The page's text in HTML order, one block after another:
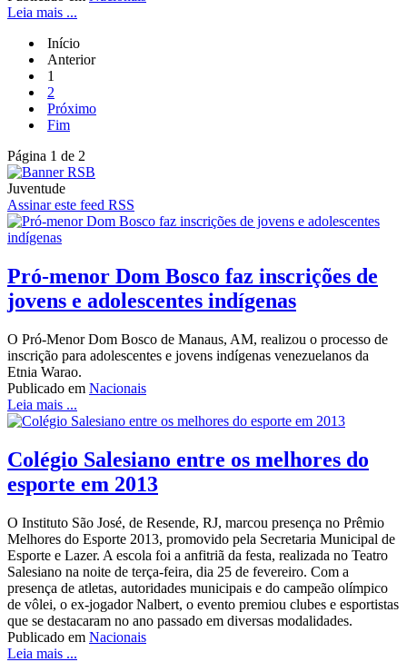
Leia mais ...
Início
Anterior
1
2
Próximo
Fim
Página 1 de 2
Juventude
Assinar este feed RSS
Pró-menor Dom Bosco faz inscrições de
jovens e adolescentes indígenas
O Pró-Menor Dom Bosco de Manaus, AM, realizou o processo de
inscrição para adolescentes e jovens indígenas venezuelanos da
Etnia Warao.
Publicado em Nacionais
Leia mais ...
Colégio Salesiano entre os melhores do
esporte em 2013
O Instituto São José, de Resende, RJ, marcou presença no Prêmio
Melhores do Esporte 2013, promovido pela Secretaria Municipal de
Esporte e Lazer. A escola foi a anfitriã da festa, realizada no Teatro
Salesiano na noite de terça-feira, dia 25 de fevereiro. Com a
presença de atletas, autoridades municipais e do campeão olímpico
de vôlei, o ex-jogador Nalbert, o evento premiou clubes e esportistas
que se destacaram no ano passado em diversas modalidades.
Publicado em Nacionais
Leia mais ...